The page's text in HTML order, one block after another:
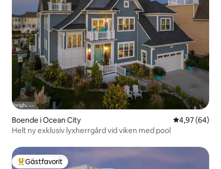
Boende i Ocean City 4,97 av 5 i
4,97 (64)
Helt ny exklusiv lyxherrgård vid viken med pool
Populär gästfavorit
Gästfavorit